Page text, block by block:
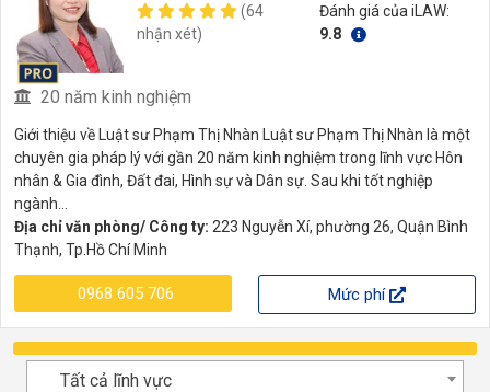
(64
nhận xét)
Đánh giá của iLAW:
9.8
20 năm kinh nghiệm
Giới thiệu về Luật sư Phạm Thị Nhàn Luật sư Phạm Thị Nhàn là một
chuyên gia pháp lý với gần 20 năm kinh nghiệm trong lĩnh vực Hôn
nhân & Gia đình, Đất đai, Hình sự và Dân sự. Sau khi tốt nghiệp
ngành...
Địa chỉ văn phòng/ Công ty: 223 Nguyễn Xí, phường 26, Quận Bình
Thạnh, Tp.Hồ Chí Minh
0968 605 706 Mức phí
Tất cả lĩnh vực